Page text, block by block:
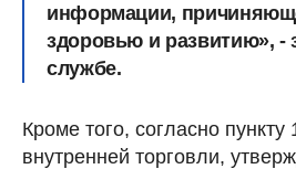
информации,
здоровью и развитию», -
службе.
Кроме того, согласно
внутренней торговли,